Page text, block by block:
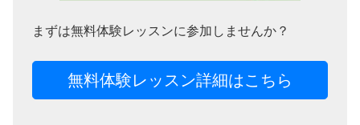
まずは無料体験レッスンに参加しませんか？
無料体験レッスン詳細はこちら